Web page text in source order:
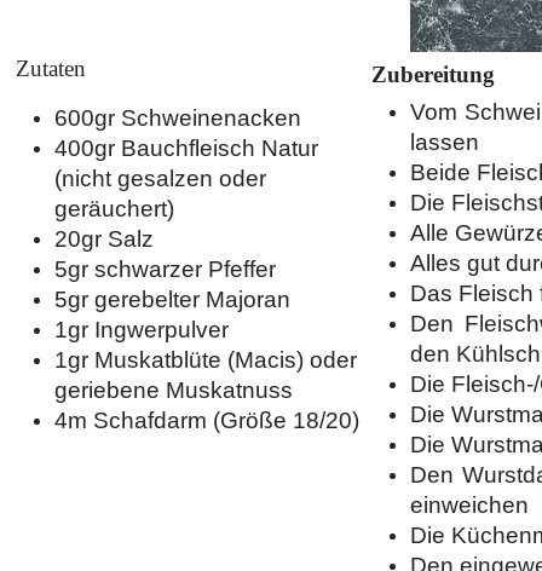
Zutaten
600gr Schweinenacken
400gr Bauchfleisch Natur
(nicht gesalzen oder
geräuchert)
20gr Salz
5gr schwarzer Pfeffer
5gr gerebelter Majoran
1gr Ingwerpulver
1gr Muskatblüte (Macis) oder
geriebene Muskatnuss
4m Schafdarm (Größe 18/20)
Zubereitung
Vom
lassen
Beide
Die
Alle
Alles gut
Das Fleisch
Den
den
Die
Die
Die
Den
einweichen
Die
Den